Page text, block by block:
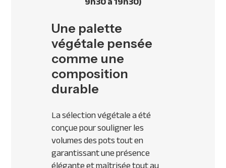
Une palette
végétale pensée
comme une
composition
durable
La sélection végétale a été
conçue pour souligner les
volumes des pots tout en
garantissant une présence